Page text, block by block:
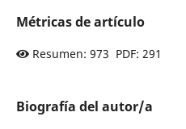
Métricas de artículo
Resumen: 973 PDF: 291
Biografía del autor/a